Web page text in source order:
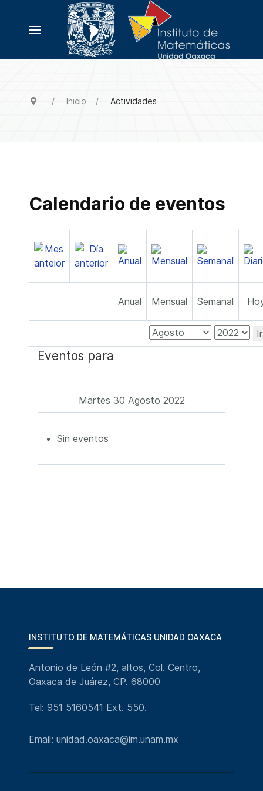
Inicio Actividades
Calendario de eventos
Anual Mensual Semanal
Eventos para
Martes 30 Agosto 2022
Sin eventos
INSTITUTO DE MATEMÁTICAS UNIDAD OAXACA
Antonio de León #2, altos, Col. Centro,
Oaxaca de Juárez, CP. 68000
Tel: 951 5160541 Ext. 550.
Email: unidad.oaxaca@im.unam.mx